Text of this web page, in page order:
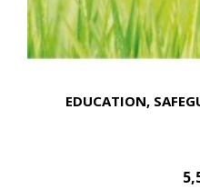
EDUCATION,